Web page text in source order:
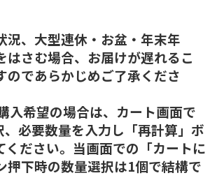
、大型連休・お盆・年末年
はさむ場合、お届けが遅れるこ
のであらかじめご了承くださ
入希望の場合は、カート画面で
、必要数量を入力し「再計算」ボ
ください。当画面での「カートに
押下時の数量選択は1個で結構で